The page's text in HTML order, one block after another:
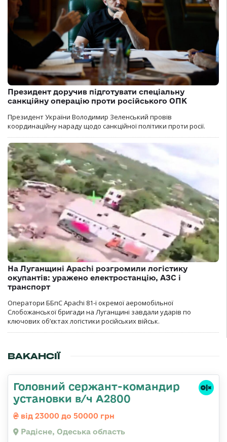
Президент доручив підготувати спеціальну
санкційну операцію проти російського ОПК
Президент України Володимир Зеленський провів
координаційну нараду щодо санкційної політики проти росії.
На Луганщині Apachi розгромили логістику
окупантів: уражено електростанцію, АЗС і
транспорт
Оператори ББпС Apachi 81-ї окремої аеромобільної
Слобожанської бригади на Луганщині завдали ударів по
ключових об’єктах логістики російських військ.
ВАКАНСІЇ
Головний сержант-командир
установки в/ч А2800
від 23000 до 50000 грн
Радісне, Одеська область